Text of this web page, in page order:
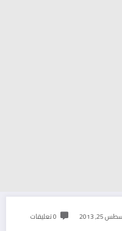
25, 2013 0 تعليقات